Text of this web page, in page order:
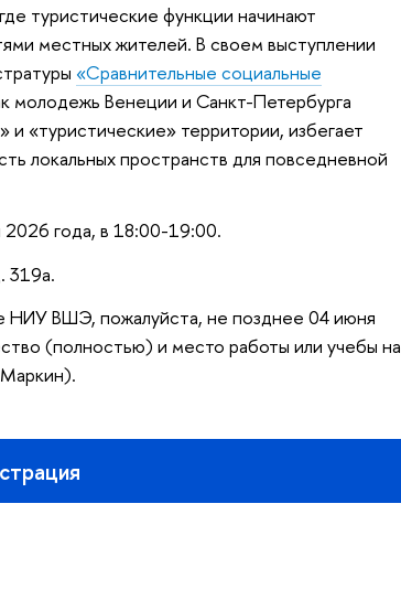
туристические функции начинают
местных жителей. В своем выступлении
«Сравнительные социальные
молодежь Венеции и Санкт-Петербурга
«туристические» территории, избегает
локальных пространств для повседневной
2026 года, в 18:00-19:00.
319а.
НИУ ВШЭ, пожалуйста, не позднее 04 июня
(полностью) и место работы или учебы на